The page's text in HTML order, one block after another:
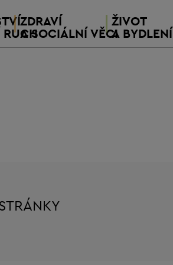
RUCH
ZDRAVÍ
A SOCIÁLNÍ VĚCI
ŽIVOT
A BYDLENÍ